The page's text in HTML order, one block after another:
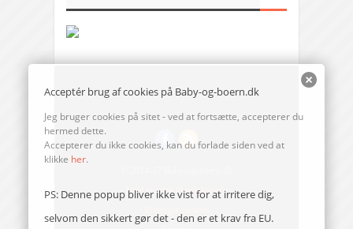
Send en mail til redaktionen
Acceptér brug af cookies på Baby-og-boern.dk
Jeg bruger cookies på sitet - ved at fortsætte, accepterer du
hermed dette.
Accepterer du ikke cookies, kan du forlade siden ved at
klikke her.
PS: Denne popup bliver ikke vist for at irritere dig,
selvom den sikkert gør det - den er et krav fra EU.